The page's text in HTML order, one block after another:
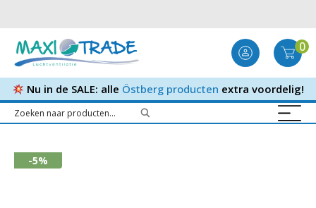
0
Nu in de SALE: alle Östberg producten extra voordelig!
-5%